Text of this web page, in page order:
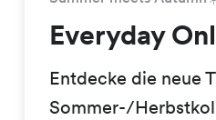
Everyday
Entdecke die neue
Sommer-/